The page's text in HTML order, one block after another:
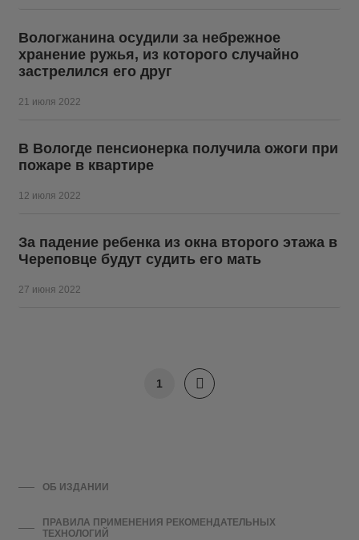
Вологжанина осудили за небрежное
хранение ружья, из которого случайно
застрелился его друг
21 июля 2022
В Вологде пенсионерка получила ожоги при
пожаре в квартире
12 июля 2022
За падение ребенка из окна второго этажа в
Череповце будут судить его мать
27 июня 2022
1
ОБ ИЗДАНИИ
ПРАВИЛА ПРИМЕНЕНИЯ РЕКОМЕНДАТЕЛЬНЫХ
ТЕХНОЛОГИЙ